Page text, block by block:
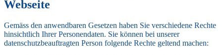
Webseite
Gemäss den anwendbaren Gesetzen haben Sie verschiedene Rechte
hinsichtlich Ihrer Personendaten. Sie können bei unserer
datenschutzbeauftragten Person folgende Rechte geltend machen: